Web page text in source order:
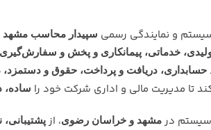
و نمایندگی رسمی سپیدار محاسب مشهد
خدماتی، پیمانکاری و پخش و سفارش‌گیری
حسابداری، دریافت و پرداخت، حقوق و دستمزد،
تا مدیریت مالی و اداری شرکت خود را ساده،
سیستم در مشهد و خراسان رضوی، از